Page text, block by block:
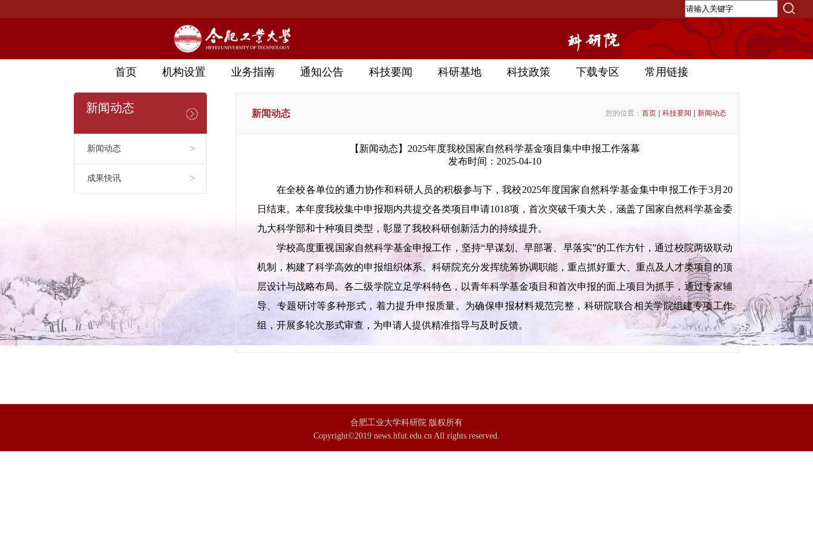
首页 机构设置 业务指南 通知公告 科技要闻 科研基地 科技政策 下载专区 常用链接
新闻动态
新闻动态 >
成果快讯 >
新闻动态 您的位置： 首页 科技要闻 新闻动态
【新闻动态】2025年度我校国家自然科学基金项目集中申报工作落幕
发布时间：2025-04-10
在全校各单位的通力协作和科研人员的积极参与下，我校2025年度国家自然科学基金集中申报工作于3月20
日结束。本年度我校集中申报期内共提交各类项目申请1018项，首次突破千项大关，涵盖了国家自然科学基金委
九大科学部和十种项目类型，彰显了我校科研创新活力的持续提升。
学校高度重视国家自然科学基金申报工作，坚持“早谋划、早部署、早落实”的工作方针，通过校院两级联动
机制，构建了科学高效的申报组织体系。科研院充分发挥统筹协调职能，重点抓好重大、重点及人才类项目的顶
层设计与战略布局。各二级学院立足学科特色，以青年科学基金项目和首次申报的面上项目为抓手，通过专家辅
导、专题研讨等多种形式，着力提升申报质量。为确保申报材料规范完整，科研院联合相关学院组建专项工作
组，开展多轮次形式审查，为申请人提供精准指导与及时反馈。
合肥工业大学科研院 版权所有
Copyright©2019 news.hfut.edu.cn All rights reserved.